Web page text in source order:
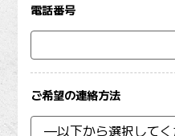
電話番号
ご希望の連絡方法